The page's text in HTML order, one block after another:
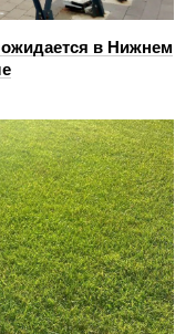
в Нижнем